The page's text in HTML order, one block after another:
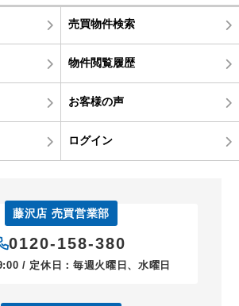
売買物件検索
物件閲覧履歴
お客様の声
ログイン
藤沢店 売買営業部
0120-158-380
/ 定休日：毎週火曜日、水曜日